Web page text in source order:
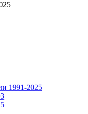
1991-2025